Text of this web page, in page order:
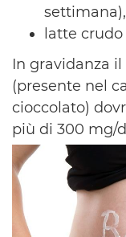
latte
In gravidanza
(presente nel
cioccolato)
più di 300 mg/